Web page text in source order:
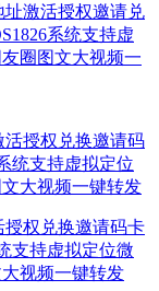
址激活授权邀请兑
系统支持虚
圈图文大视频一
授权兑换邀请码卡
支持虚拟定位微
视频一键转发